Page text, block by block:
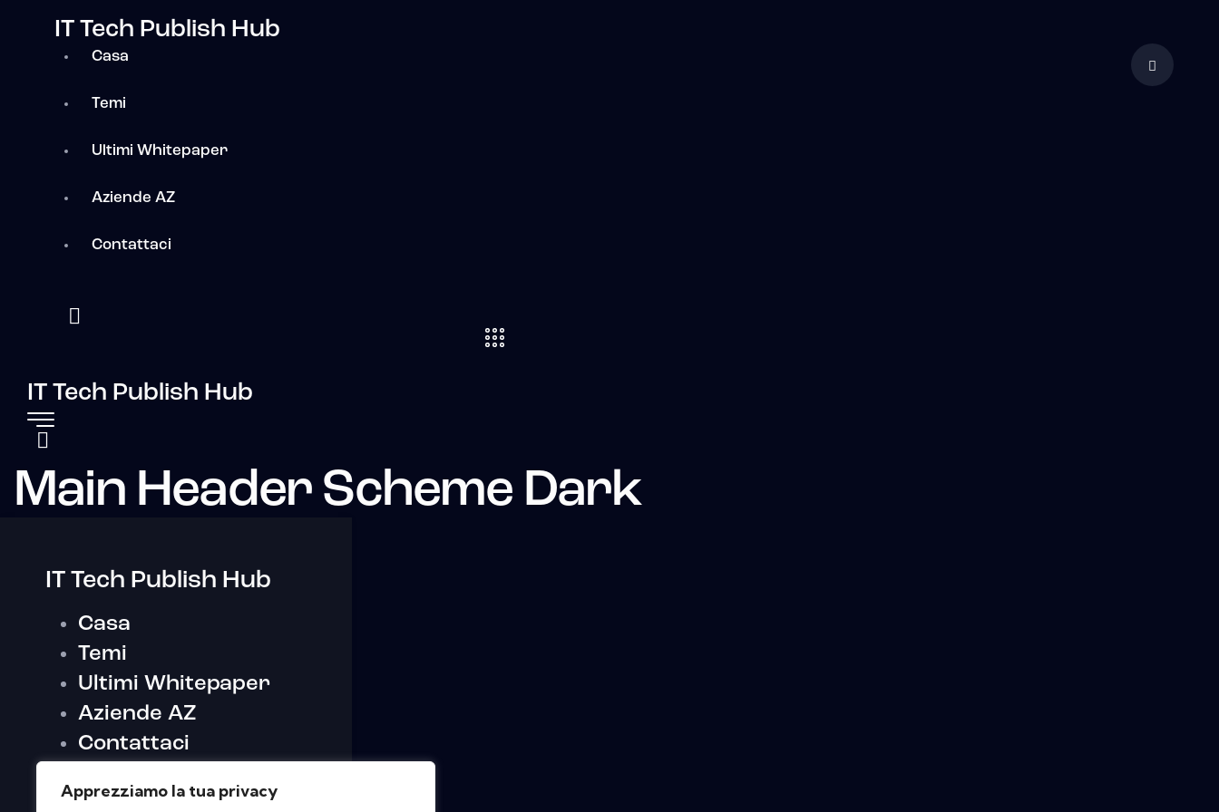
Apprezziamo la tua privacy
IT Tech Publish Hub
Casa
Temi
Ultimi Whitepaper
Aziende AZ
Contattaci
IT Tech Publish Hub
Main Header Scheme Dark
IT Tech Publish Hub
Casa
Temi
Ultimi Whitepaper
Aziende AZ
Contattaci